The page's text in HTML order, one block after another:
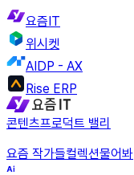
요즘IT
위시켓
AIDP - AX
Rise ERP
콘텐츠프로덕트 밸리
요즘 작가들컬렉션물어봐